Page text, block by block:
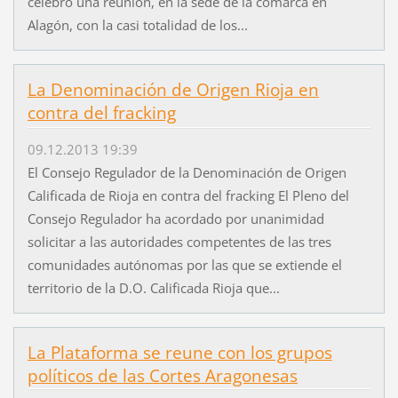
Alagón, con la casi totalidad de los...
La Denominación de Origen Rioja en
contra del fracking
09.12.2013 19:39
El Consejo Regulador de la Denominación de Origen
Calificada de Rioja en contra del fracking El Pleno del
Consejo Regulador ha acordado por unanimidad
solicitar a las autoridades competentes de las tres
comunidades autónomas por las que se extiende el
territorio de la D.O. Calificada Rioja que...
La Plataforma se reune con los grupos
políticos de las Cortes Aragonesas